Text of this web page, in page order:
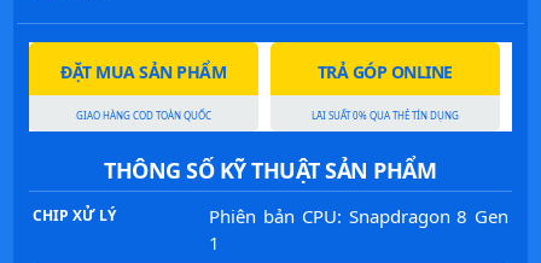
ĐẶT MUA SẢN PHẨM
GIAO HÀNG COD TOÀN QUỐC
TRẢ GÓP ONLINE
LÃI SUẤT 0% QUA THẺ TÍN DỤNG
THÔNG SỐ KỸ THUẬT SẢN PHẨM
CHIP XỬ LÝ
Phiên bản CPU: Snapdragon 8 Gen
1